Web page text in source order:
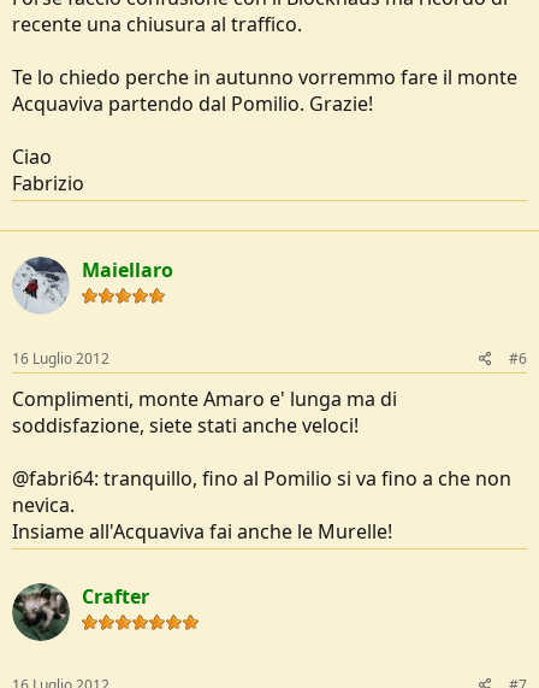
recente una chiusura al traffico.
Te lo chiedo perche in autunno vorremmo fare il monte
Acquaviva partendo dal Pomilio. Grazie!
Ciao
Fabrizio
Maiellaro
16 Luglio 2012 #6
Complimenti, monte Amaro e' lunga ma di
soddisfazione, siete stati anche veloci!
@fabri64: tranquillo, fino al Pomilio si va fino a che non
nevica.
Insiame all'Acquaviva fai anche le Murelle!
Crafter